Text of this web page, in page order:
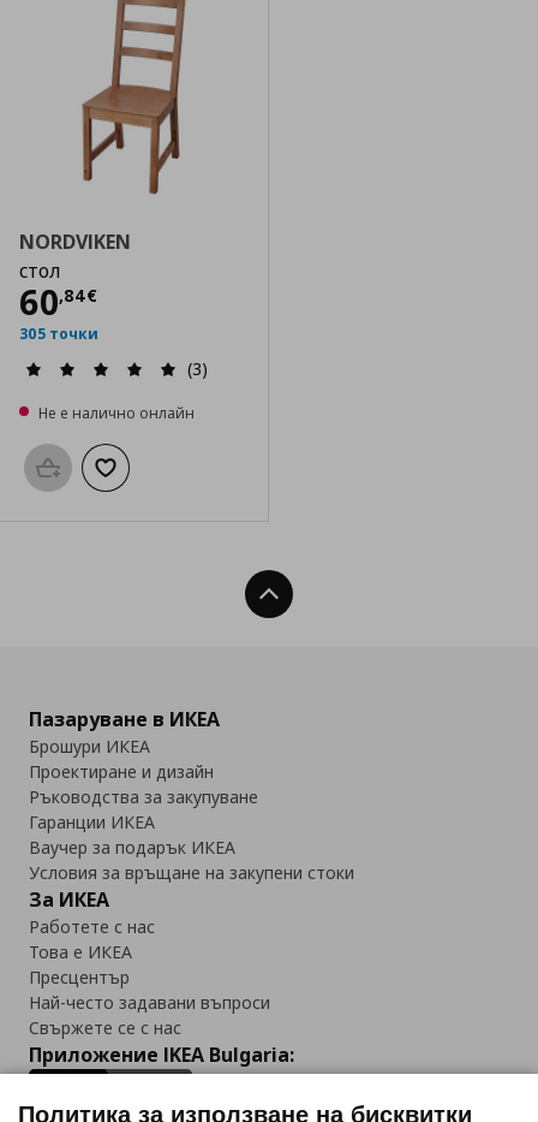
NORDVIKEN
стол
60,84€
Цена
305 точки
(3)
Не е налично онлайн
Προσθήκη στο καλάθι
Добави към списъка с любими
Нагоре
Пазаруване в ИКЕА
Брошури ИКЕА
Проектиране и дизайн
Ръководства за закупуване
Гаранции ИКЕА
Ваучер за подарък ИКЕА
Условия за връщане на закупени стоки
За ИКЕА
Работете с нас
Това е ИКЕА
Пресцентър
Най-често задавани въпроси
Свържете се с нас
Приложение IKEA Bulgaria:
Политика за използване на бисквитки